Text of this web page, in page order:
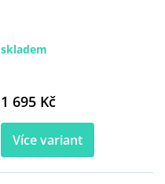
skladem
1 695 Kč
Více variant